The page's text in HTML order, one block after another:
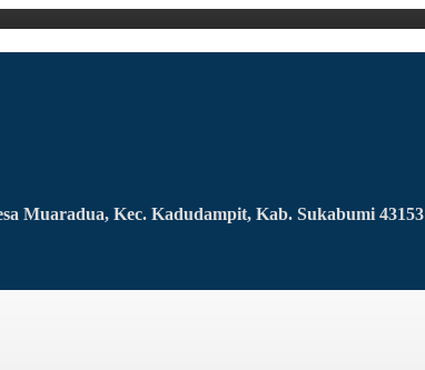
Muaradua, Kec. Kadudampit, Kab. Sukabumi 43153